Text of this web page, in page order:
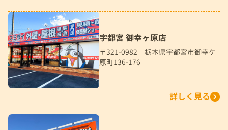
宇都宮 御幸ヶ原店
〒321-0982 栃木県宇都宮市御幸ケ
原町136-176
詳しく見る